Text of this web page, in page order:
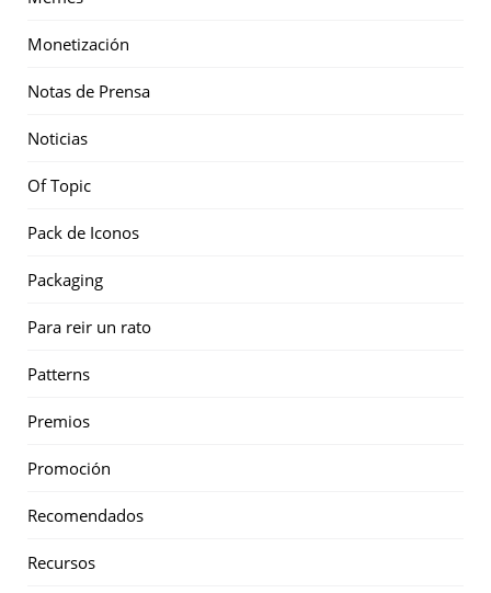
Monetización
Notas de Prensa
Noticias
Of Topic
Pack de Iconos
Packaging
Para reir un rato
Patterns
Premios
Promoción
Recomendados
Recursos